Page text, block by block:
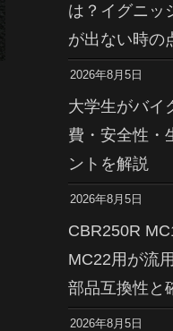
は？イグニッ
が出ない時の
2026年8月5日
大学生がバイ
費・安全性・
ントを解説
2026年8月5日
CBR250R
MC22用が流
部品互換性と
2026年8月5日